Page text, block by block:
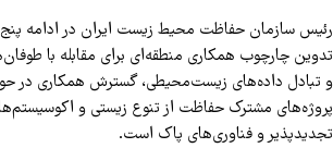
رئیس سازمان حفاظت محیط زیست ایران در ادامه پنج
تدوین چارچوب همکاری منطقه‌ای برای مقابله با
و تبادل داده‌های زیست‌محیطی، گسترش همکاری در حوزه
پروژه‌های مشترک حفاظت از تنوع زیستی و
تجدیدپذیر و فناوری‌های پاک است.